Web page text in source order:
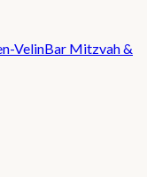
VelinBar Mitzvah &